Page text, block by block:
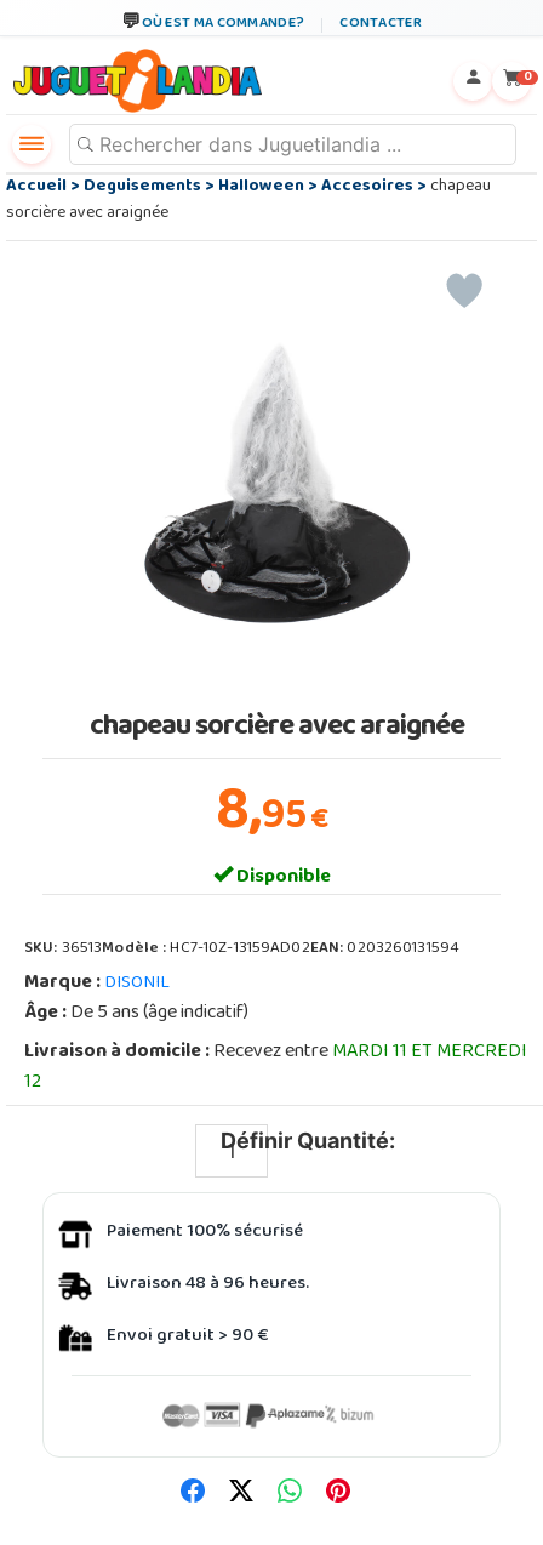
OÙ EST MA COMMANDE? CONTACTER
0
Accueil>Deguisements>Halloween>Accesoires>chapeau
sorcière avec araignée
chapeau sorcière avec araignée
8,95€
Disponible
SKU:36513Modèle :HC7-10Z-13159AD02EAN:0203260131594
Marque :DISONIL
Âge :De 5 ans (âge indicatif)
Livraison à domicile :Recevez entreMARDI 11 ET MERCREDI
12
Définir Quantité:
Paiement 100% sécurisé
Livraison 48 à 96 heures.
Envoi gratuit > 90 €